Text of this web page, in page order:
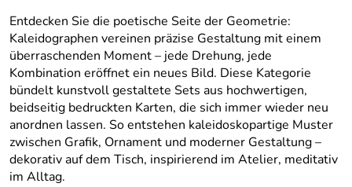
Entdecken Sie die poetische Seite der Geometrie:
Kaleidographen vereinen präzise Gestaltung mit einem
überraschenden Moment – jede Drehung, jede
Kombination eröffnet ein neues Bild. Diese Kategorie
bündelt kunstvoll gestaltete Sets aus hochwertigen,
beidseitig bedruckten Karten, die sich immer wieder neu
anordnen lassen. So entstehen kaleidoskopartige Muster
zwischen Grafik, Ornament und moderner Gestaltung –
dekorativ auf dem Tisch, inspirierend im Atelier, meditativ
im Alltag.